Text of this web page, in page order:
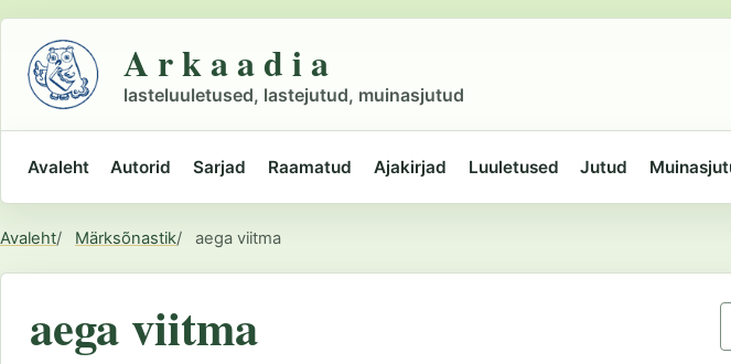
Liigu
põhisisu
juurde
A r k a a d i a
lasteluuletused, lastejutud, muinasjutud
Peamine
navigatsioon
Avaleht Autorid Sarjad Raamatud Ajakirjad Luuletused Jutud
Avaleht Märksõnastik aega viitma
aega viitma